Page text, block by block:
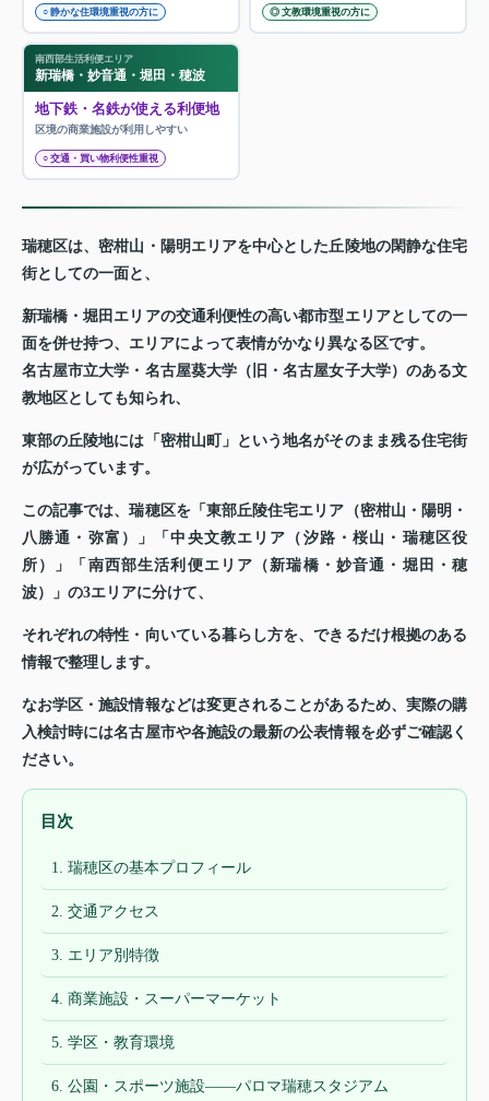
○ 静かな住環境重視の方に ◎ 文教環境重視の方に
南西部生活利便エリア
新瑞橋・妙音通・堀田・穂波
地下鉄・名鉄が使える利便地
区境の商業施設が利用しやすい
○ 交通・買い物利便性重視
瑞穂区は、密柑山・陽明エリアを中心とした丘陵地の閑静な住宅
街としての一面と、
新瑞橋・堀田エリアの交通利便性の高い都市型エリアとしての一
面を併せ持つ、エリアによって表情がかなり異なる区です。
名古屋市立大学・名古屋葵大学（旧・名古屋女子大学）のある文
教地区としても知られ、
東部の丘陵地には「密柑山町」という地名がそのまま残る住宅街
が広がっています。
この記事では、瑞穂区を「東部丘陵住宅エリア（密柑山・陽明・
八勝通・弥富）」「中央文教エリア（汐路・桜山・瑞穂区役
所）」「南西部生活利便エリア（新瑞橋・妙音通・堀田・穂
波）」の3エリアに分けて、
それぞれの特性・向いている暮らし方を、できるだけ根拠のある
情報で整理します。
なお学区・施設情報などは変更されることがあるため、実際の購
入検討時には名古屋市や各施設の最新の公表情報を必ずご確認く
ださい。
目次
1. 瑞穂区の基本プロフィール
2. 交通アクセス
3. エリア別特徴
4. 商業施設・スーパーマーケット
5. 学区・教育環境
6. 公園・スポーツ施設——パロマ瑞穂スタジアム